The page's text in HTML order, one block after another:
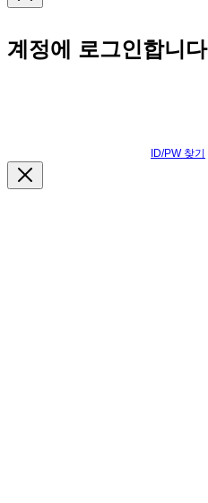
계정에 로그인합니다
ID/PW 찾기